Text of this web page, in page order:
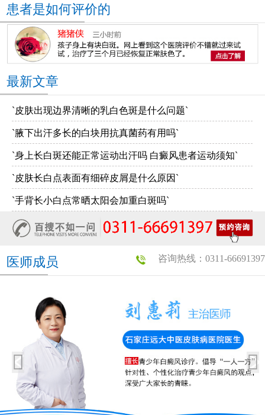
患者是如何评价的
最新文章
`皮肤出现边界清晰的乳白色斑是什么问题`
`腋下出汗多长的白块用抗真菌药有用吗`
`身上长白斑还能正常运动出汗吗 白癜风患者运动须知`
`皮肤长白点表面有细碎皮屑是什么原因`
`手背长小白点常晒太阳会加重白斑吗`
咨询热线：0311-66691397
医师成员